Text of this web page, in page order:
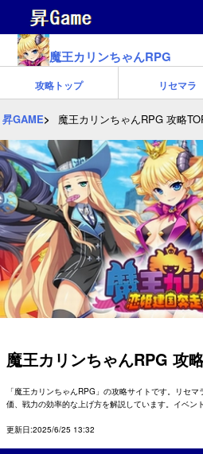
魔王カリンちゃんRPG
攻略トップ リセマラ
昇GAME 魔王カリンちゃんRPG 攻略
魔王カリンちゃんRPG 攻
「魔王カリンちゃんRPG」の攻略サイトです。リセ
価、戦力の効率的な上げ方を解説しています。イベン
更新日:2025/6/25 13:32